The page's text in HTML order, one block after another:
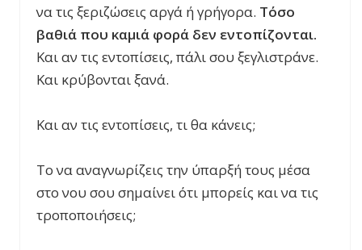
να τις ξεριζώσεις αργά ή γρήγορα. Τόσο
βαθιά που καμιά φορά δεν εντοπίζονται.
Και αν τις εντοπίσεις, πάλι σου ξεγλιστράνε.
Και κρύβονται ξανά.
Και αν τις εντοπίσεις, τι θα κάνεις;
Το να αναγνωρίζεις την ύπαρξή τους μέσα
στο νου σου σημαίνει ότι μπορείς και να τις
τροποποιήσεις;